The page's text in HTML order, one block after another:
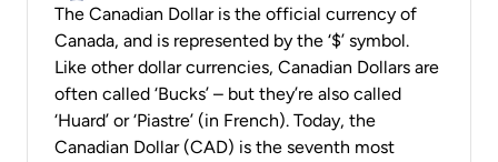
The Canadian Dollar is the official currency of
Canada, and is represented by the ‘$’ symbol.
Like other dollar currencies, Canadian Dollars are
often called ‘Bucks’ – but they’re also called
‘Huard’ or ‘Piastre’ (in French). Today, the
Canadian Dollar (CAD) is the seventh most